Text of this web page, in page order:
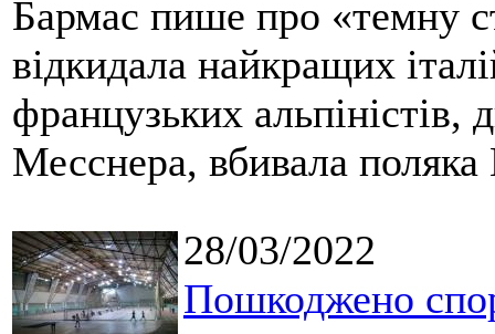
Бармас пише про «темну
відкидала найкращих
французьких альпіністів,
Месснера, вбивала поляка
28/03/2022
Пошкоджено